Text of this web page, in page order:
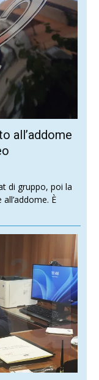
all’addome
di gruppo, poi la
È